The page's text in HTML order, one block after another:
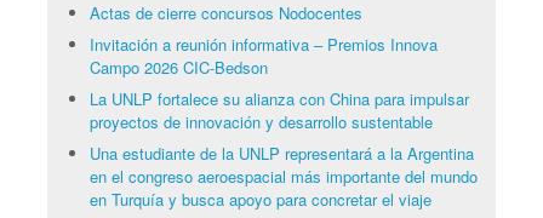
Actas de cierre concursos Nodocentes
Invitación a reunión informativa – Premios Innova
Campo 2026 CIC-Bedson
La UNLP fortalece su alianza con China para impulsar
proyectos de innovación y desarrollo sustentable
Una estudiante de la UNLP representará a la Argentina
en el congreso aeroespacial más importante del mundo
en Turquía y busca apoyo para concretar el viaje